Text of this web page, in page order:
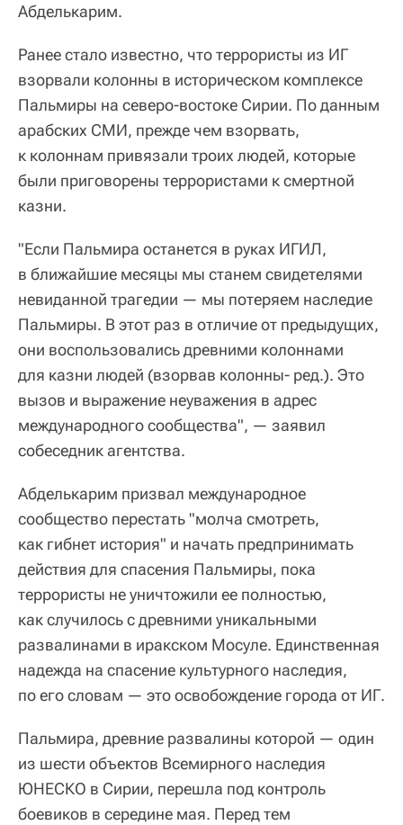
Абделькарим.
Ранее стало известно, что террористы из ИГ
взорвали колонны в историческом комплексе
Пальмиры на северо-востоке Сирии. По данным
арабских СМИ, прежде чем взорвать,
к колоннам привязали троих людей, которые
были приговорены террористами к смертной
казни.
"Если Пальмира останется в руках ИГИЛ,
в ближайшие месяцы мы станем свидетелями
невиданной трагедии — мы потеряем наследие
Пальмиры. В этот раз в отличие от предыдущих,
они воспользовались древними колоннами
для казни людей (взорвав колонны- ред.). Это
вызов и выражение неуважения в адрес
международного сообщества", — заявил
собеседник агентства.
Абделькарим призвал международное
сообщество перестать "молча смотреть,
как гибнет история" и начать предпринимать
действия для спасения Пальмиры, пока
террористы не уничтожили ее полностью,
как случилось с древними уникальными
развалинами в иракском Мосуле. Единственная
надежда на спасение культурного наследия,
по его словам — это освобождение города от ИГ.
Пальмира, древние развалины которой — один
из шести объектов Всемирного наследия
ЮНЕСКО в Сирии, перешла под контроль
боевиков в середине мая. Перед тем